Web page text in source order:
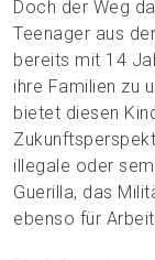
Doch der Weg
Teenager aus
bereits mit 14
ihre Familien zu
bietet diesen
illegale oder
Guerilla, das
ebenso für